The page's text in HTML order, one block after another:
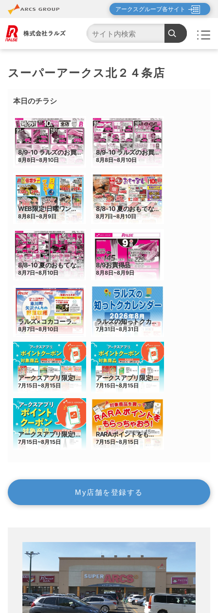
アークスグループ各サイト
TOP 店舗・チラシ検索 スーパーアークス北２４条店
スーパーアークス北２４条店
本日のチラシ
My店舗を登録する